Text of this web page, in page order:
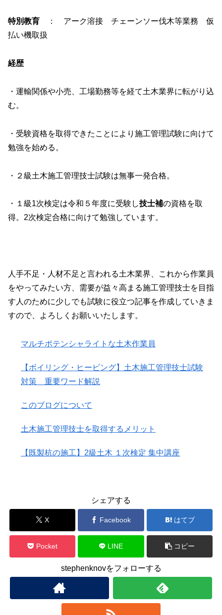
特別教育 ： アーク溶接 チェーンソー伐木等業務 仮
払い機取扱
経歴
・運輸関係や小売、工場勤務等を経て土木業界に転がり込
む。
・受験資格を取得できたことにより施工管理試験に向けて
勉強を始める。
・２級土木施工管理技士試験は無事一発合格。
・１級1次検定は令和５年度に受験し技士補の資格を取
得。2次検定合格に向けて勉強しています。
人手不足・人材不足と言われる土木業界、これから作業員
をやってみたい方、需要が益々高まる施工管理技士を目指
す人のために少しでも試験に役立つ記事を作成していきま
すので、よろしくお願いいたします。
マルチポテンシャライトな土木作業員
【ボイリング・ヒービング】土木施工管理技士試験
対策 重要ワード解説
このブログについて
土木施工管理技士を取得するメリット
【既製杭の施工】2級土木 １次検定 集中講座
シェアする
X Facebook はてブ
Pocket LINE コピー
stephenknovをフォローする